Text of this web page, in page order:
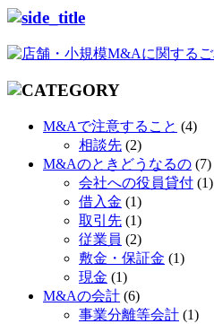
M&Aで注意すること (4)
相談先 (2)
M&Aのときどうなるの (7)
会社への役員貸付 (1)
借入金 (1)
取引先 (1)
従業員 (2)
敷金・保証金 (1)
現金 (1)
M&Aの会計 (6)
事業分離等会計 (1)